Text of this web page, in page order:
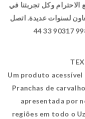
الاحترام وكل تجربتنا في
لسنوات عديدة. اتصل
Um produto
Pranchas de
apresentada por
regiões em todo o